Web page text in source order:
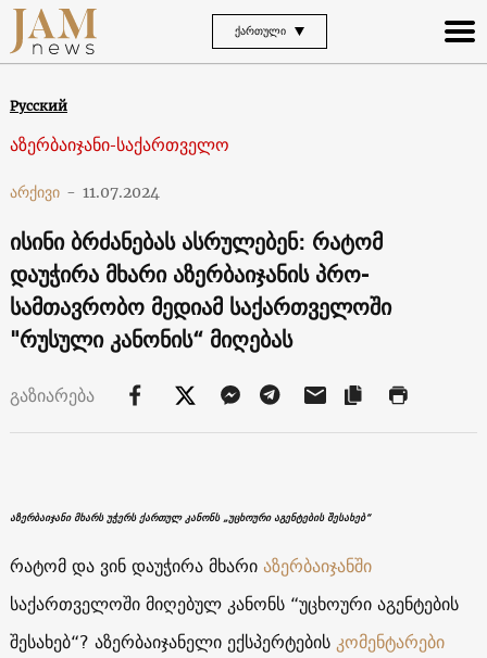
ᲥᲐᲠᲗᲣᲚᲘ
Русский
აზერბაიჯანი-საქართველო
არქივი - 11.07.2024
ისინი ბრძანებას ასრულებენ: რატომ
დაუჭირა მხარი აზერბაიჯანის პრო-
სამთავრობო მედიამ საქართველოში
"რუსული კანონის“ მიღებას
გაზიარება
აზერბაიჯანი მხარს უჭერს ქართულ კანონს „უცხოური აგენტების შესახებ“
რატომ და ვინ დაუჭირა მხარიაზერბაიჯანში
საქართველოში მიღებულ კანონს “უცხოური აგენტების
შესახებ“? აზერბაიჯანელი ექსპერტებისკომენტარები